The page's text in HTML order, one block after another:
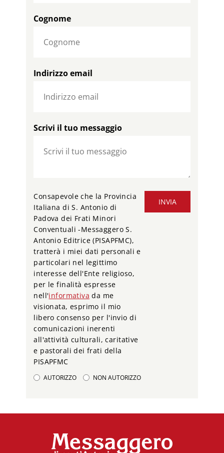
Cognome
Indirizzo email
Scrivi il tuo messaggio
INVIA
Consapevole che la Provincia
Italiana di S. Antonio di
Padova dei Frati Minori
Conventuali -Messaggero S.
Antonio Editrice (PISAPFMC),
tratterà i miei dati personali e
particolari nel legittimo
interesse dell'Ente religioso,
per le finalità espresse
nell'informativa da me
visionata, esprimo il mio
libero consenso per l'invio di
comunicazioni inerenti
all'attività culturali, caritative
e pastorali dei frati della
PISAPFMC
AUTORIZZO NON AUTORIZZO